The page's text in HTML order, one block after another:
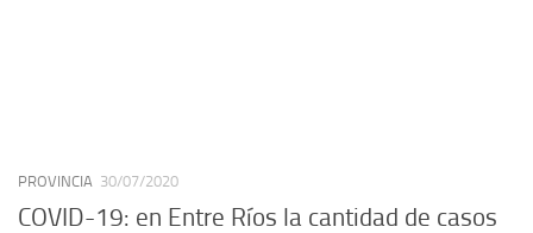
PROVINCIA 30/07/2020
COVID-19: en Entre Ríos la cantidad de casos